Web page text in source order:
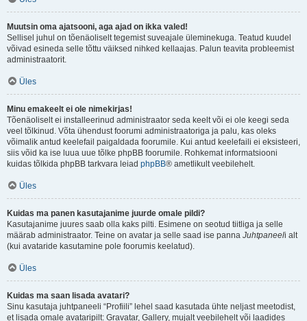
Muutsin oma ajatsooni, aga ajad on ikka valed!
Sellisel juhul on tõenäoliselt tegemist suveajale üleminekuga. Teatud kuudel
võivad esineda selle tõttu väiksed nihked kellaajas. Palun teavita probleemist
administraatorit.
Üles
Minu emakeelt ei ole nimekirjas!
Tõenäoliselt ei installeerinud administraator seda keelt või ei ole keegi seda
veel tõlkinud. Võta ühendust foorumi administraatoriga ja palu, kas oleks
võimalik antud keelefail paigaldada foorumile. Kui antud keelefaili ei eksisteeri,
siis võid ka ise luua uue tõlke phpBB foorumile. Rohkemat informatsiooni
kuidas tõlkida phpBB tarkvara leiad phpBB® ametlikult veebilehelt.
Üles
Kuidas ma panen kasutajanime juurde omale pildi?
Kasutajanime juures saab olla kaks pilti. Esimene on seotud tiitliga ja selle
määrab administraator. Teine on avatar ja selle saad ise panna Juhtpaneeli alt
(kui avataride kasutamine pole foorumis keelatud).
Üles
Kuidas ma saan lisada avatari?
Sinu kasutaja juhtpaneeli “Profiili” lehel saad kasutada ühte neljast meetodist,
et lisada omale avataripilt: Gravatar, Gallery, mujalt veebilehelt või laadides